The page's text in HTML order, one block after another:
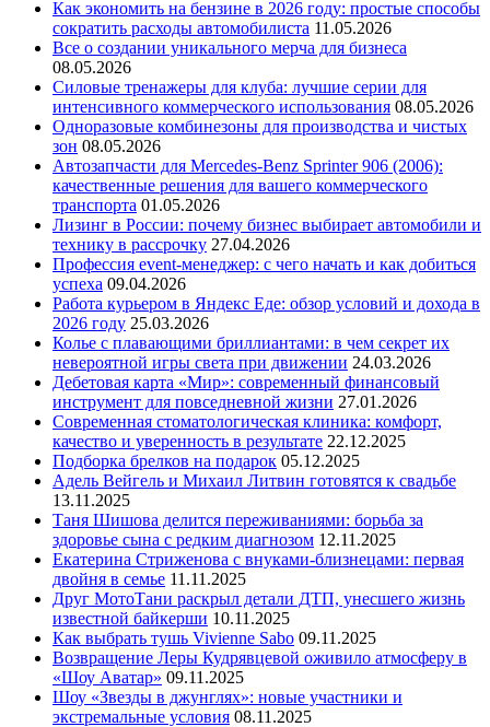
Как экономить на бензине в 2026 году: простые способы
сократить расходы автомобилиста 11.05.2026
Все о создании уникального мерча для бизнеса
08.05.2026
Силовые тренажеры для клуба: лучшие серии для
интенсивного коммерческого использования 08.05.2026
Одноразовые комбинезоны для производства и чистых
зон 08.05.2026
Автозапчасти для Mercedes-Benz Sprinter 906 (2006):
качественные решения для вашего коммерческого
транспорта 01.05.2026
Лизинг в России: почему бизнес выбирает автомобили и
технику в рассрочку 27.04.2026
Профессия event-менеджер: с чего начать и как добиться
успеха 09.04.2026
Работа курьером в Яндекс Еде: обзор условий и дохода в
2026 году 25.03.2026
Колье с плавающими бриллиантами: в чем секрет их
невероятной игры света при движении 24.03.2026
Дебетовая карта «Мир»: современный финансовый
инструмент для повседневной жизни 27.01.2026
Современная стоматологическая клиника: комфорт,
качество и уверенность в результате 22.12.2025
Подборка брелков на подарок 05.12.2025
Адель Вейгель и Михаил Литвин готовятся к свадьбе
13.11.2025
Таня Шишова делится переживаниями: борьба за
здоровье сына с редким диагнозом 12.11.2025
Екатерина Стриженова с внуками-близнецами: первая
двойня в семье 11.11.2025
Друг МотоТани раскрыл детали ДТП, унесшего жизнь
известной байкерши 10.11.2025
Как выбрать тушь Vivienne Sabo 09.11.2025
Возвращение Леры Кудрявцевой оживило атмосферу в
«Шоу Аватар» 09.11.2025
Шоу «Звезды в джунглях»: новые участники и
экстремальные условия 08.11.2025